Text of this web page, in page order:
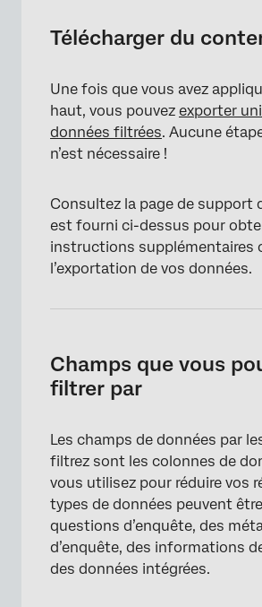
Télécharger du
Une fois que vous avez
haut, vous pouvez exporter
données filtrées. Aucune
n’est nécessaire !
Consultez la page de support
est fourni ci-dessus pour
instructions supplémentaires
l’exportation de vos données.
Champs que vous
filtrer par
Les champs de données par
filtrez sont les colonnes de
vous utilisez pour réduire vos
types de données peuvent
questions d’enquête, des
d’enquête, des informations
des données intégrées.